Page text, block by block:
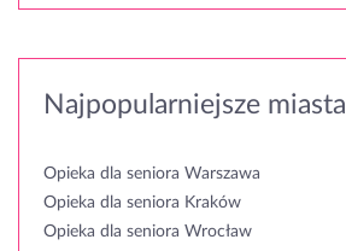
Najpopularniejsze miasta
Opieka dla seniora Warszawa
Opieka dla seniora Kraków
Opieka dla seniora Wrocław